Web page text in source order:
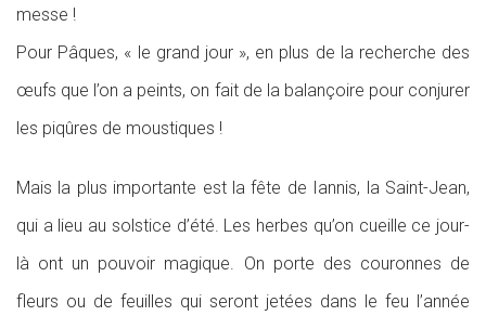
messe !
Pour Pâques, « le grand jour », en plus de la recherche des
œufs que l’on a peints, on fait de la balançoire pour conjurer
les piqûres de moustiques !
Mais la plus importante est la fête de Iannis, la Saint-Jean,
qui a lieu au solstice d’été. Les herbes qu’on cueille ce jour-
là ont un pouvoir magique. On porte des couronnes de
fleurs ou de feuilles qui seront jetées dans le feu l’année